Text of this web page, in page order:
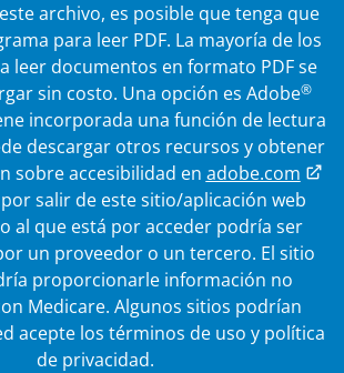
archivo, es posible que tenga que
para leer PDF. La mayoría de los
leer documentos en formato PDF se
sin costo. Una opción es Adobe®
incorporada una función de lectura
descargar otros recursos y obtener
sobre accesibilidad en adobe.com
salir de este sitio/aplicación web
al que está por acceder podría ser
un proveedor o un tercero. El sitio
proporcionarle información no
Medicare. Algunos sitios podrían
acepte los términos de uso y política
de privacidad.